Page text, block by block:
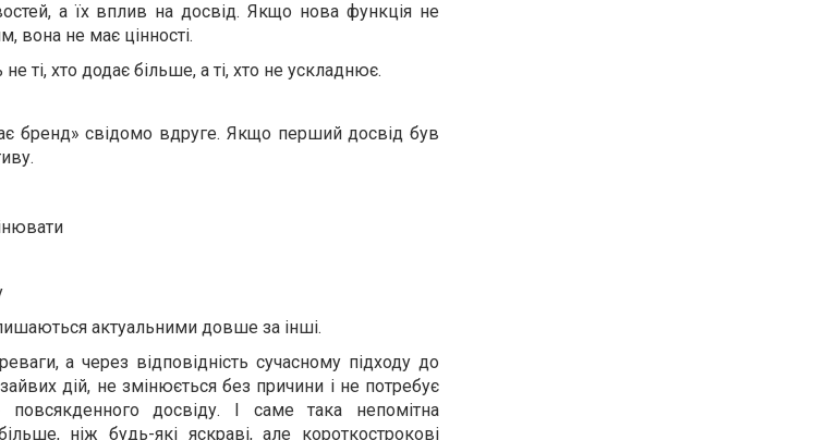
а їх вплив на досвід. Якщо нова функція не
вона не має цінності.
ті, хто додає більше, а ті, хто не ускладнює.
бренд» свідомо вдруге. Якщо перший досвід був
актуальними довше за інші.
а через відповідність сучасному підходу до
дій, не змінюється без причини і не потребує
досвіду. І саме така непомітна
ніж будь-які яскраві, але короткострокові